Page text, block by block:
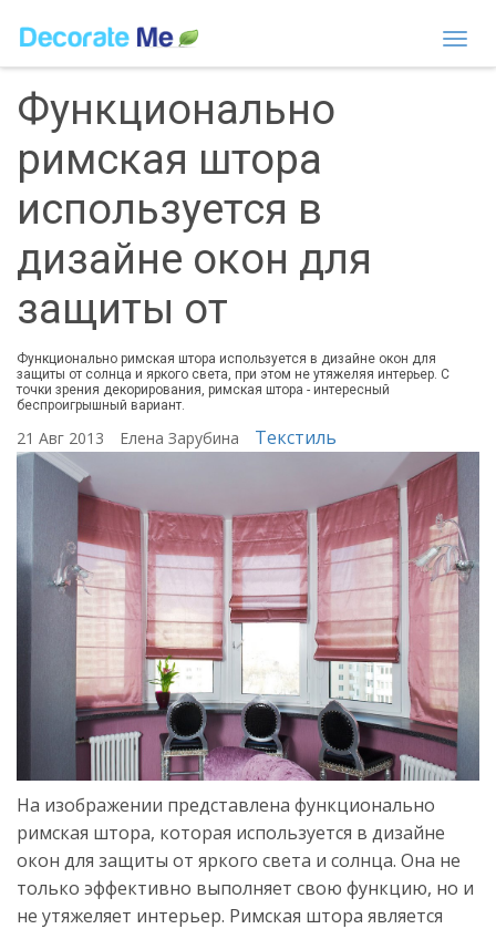
Функционально
римская штора
используется в
дизайне окон для
защиты от
Функционально римская штора используется в дизайне окон для
защиты от солнца и яркого света, при этом не утяжеляя интерьер. С
точки зрения декорирования, римская штора - интересный
беспроигрышный вариант.
21 Авг 2013 Елена Зарубина Текстиль
На изображении представлена функционально
римская штора, которая используется в дизайне
окон для защиты от яркого света и солнца. Она не
только эффективно выполняет свою функцию, но и
не утяжеляет интерьер. Римская штора является